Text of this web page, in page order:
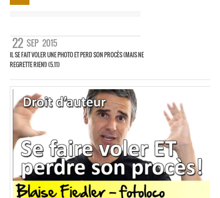
22 SEP 2015
IL SE FAIT VOLER UNE PHOTO ET PERD SON PROCÈS (MAIS NE
REGRETTE RIEN!) (5.11)